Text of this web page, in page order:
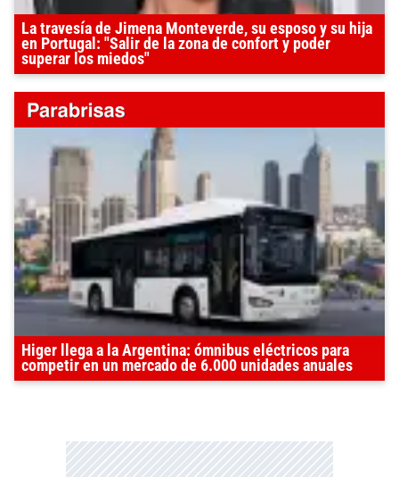
La travesía de Jimena Monteverde, su esposo y su hija
en Portugal: "Salir de la zona de confort y poder
superar los miedos"
Higer llega a la Argentina: ómnibus eléctricos para
competir en un mercado de 6.000 unidades anuales